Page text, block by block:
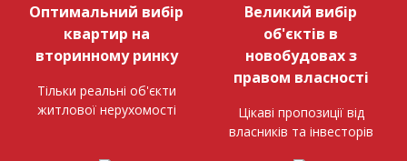
Оптимальний вибір
квартир на
вторинному ринку
Тільки реальні об'єкти
житлової нерухомості
Великий вибір
об'єктів в
новобудовах з
правом власності
Цікаві пропозиції від
власників та інвесторів